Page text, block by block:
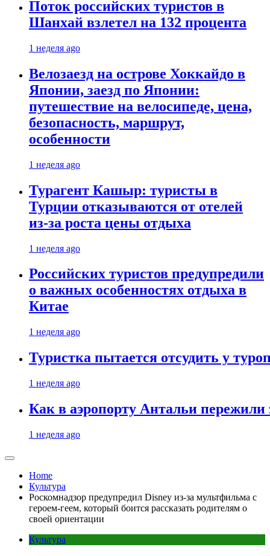
Поток российских туристов в
Шанхай взлетел на 132 процента
1 неделя ago
Велозаезд на острове Хоккайдо в
Японии, заезд по Японии:
путешествие на велосипеде, цена,
безопасность, маршрут,
особенности
1 неделя ago
Турагент Кашыр: туристы в
Турции отказываются от отелей
из-за роста цены отдыха
1 неделя ago
Российских туристов предупредили
о важных особенностях отдыха в
Китае
1 неделя ago
Туристка пытается отсудить у
1 неделя ago
Как в аэропорту Антальи
1 неделя ago
Home
Культура
Роскомнадзор предупредил Disney из-за мультфильма c
героем-геем, который боится рассказать родителям о
своей ориентации
Культура